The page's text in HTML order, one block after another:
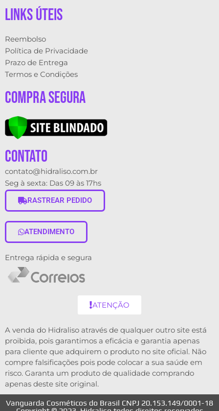
links úteis
Reembolso
Política de Privacidade
Prazo de Entrega
Termos e Condições
Compra Segura
contato
contato@hidraliso.com.br
Seg à sexta: Das 09 às 17hs
RASTREAR PEDIDO
ATENDIMENTO
Entrega rápida e segura
ATENÇÃO
A venda do Hidraliso através de qualquer outro site está
proibida, pois garantimos a eficácia e garantia apenas
para cliente que adquirem o produto no site oficial. Não
compre falsificações pois pode colocar a sua saúde em
risco. Garanta um produto de qualidade comprando
apenas deste site original.
Vanguarda Cosméticos do Brasil CNPJ 20.153.149/0001-18